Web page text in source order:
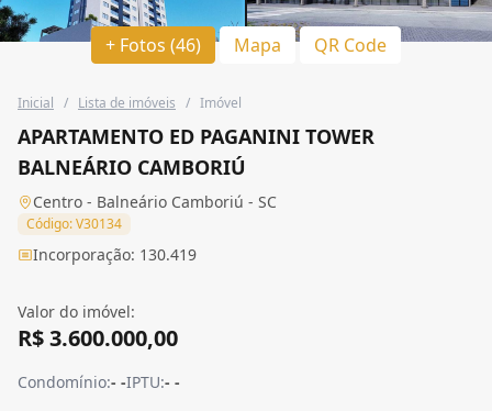
+ Fotos (46) Mapa QR Code
Inicial / Lista de imóveis / Imóvel
APARTAMENTO ED PAGANINI TOWER
BALNEÁRIO CAMBORIÚ
Centro - Balneário Camboriú - SC
Código: V30134
Incorporação: 130.419
Valor do imóvel:
R$ 3.600.000,00
Condomínio:- -IPTU:- -